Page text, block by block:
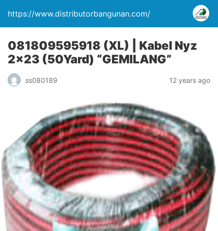
https://www.distributorbangunan.com/
081809595918 (XL) | Kabel Nyz
2×23 (50Yard) “GEMILANG”
ss080189 12 years ago